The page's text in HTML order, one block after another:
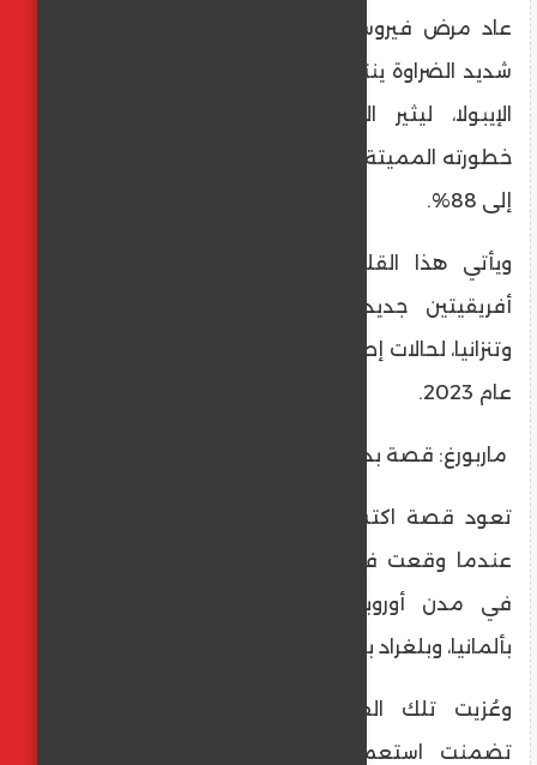
شديد الضراوة ينتمي إلى نفس فصيلة فيروس
الإيبولا، ليثير القلق العالمي، مؤكداً على
خطورته المميتة التي قد تصل نسبة الوفاة بها
إلى 88%.
​ويأتي هذا القلق في ظل تسجيل دولتين
أفريقيتين جديدتين، وهما غينيا الاستوائية
وتنزانيا، لحالات إصابة بهذا الفيروس لأول مرة في
عام 2023.
​ ماربورغ: قصة بدأت في أوروبا
عندما وقعت فاشيتان كبيرتان بشكل متزامن
في مدن أوروبية هي ماربورغ وفرانكفورت
بألمانيا، وبلغراد بصربيا.
​وعُزيت تلك الفاشية إلى أنشطة مختبرية
تضمنت استعمال نسانيس أفريقية خضراء